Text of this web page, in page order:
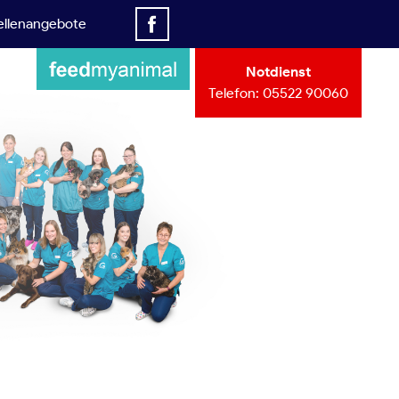
Notdienst
Telefon: 05522 90060